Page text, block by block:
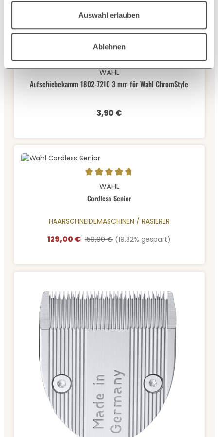
Auswahl erlauben
Ablehnen
Durchschnittliche Bewertung von 3.67 von 5 Sternen
WAHL
Aufschiebekamm 1802-7210 3 mm für Wahl ChromStyle
Regulärer Preis:
3,90 €
Durchschnittliche Bewertung von 4.75 von 5 Sternen
WAHL
Cordless Senior
HAARSCHNEIDEMASCHINEN / RASIERER
Verkaufspreis:
129,00 € Regulärer Preis:
159,90 € (19.32% gespart)